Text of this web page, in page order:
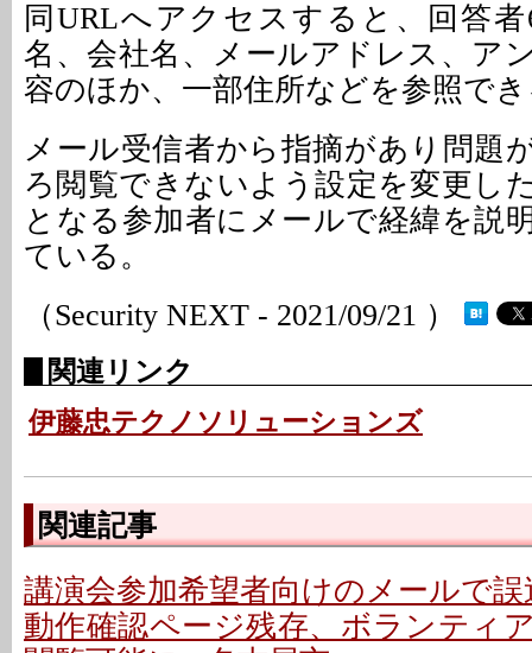
同URLへアクセスすると、回答
名、会社名、メールアドレス、ア
容のほか、一部住所などを参照で
メール受信者から指摘があり問題
ろ閲覧できないよう設定を変更し
となる参加者にメールで経緯を説
ている。
（Security NEXT - 2021/09/21 ）
関連リンク
伊藤忠テクノソリューションズ
関連記事
講演会参加希望者向けのメールで
動作確認ページ残存、ボランティ